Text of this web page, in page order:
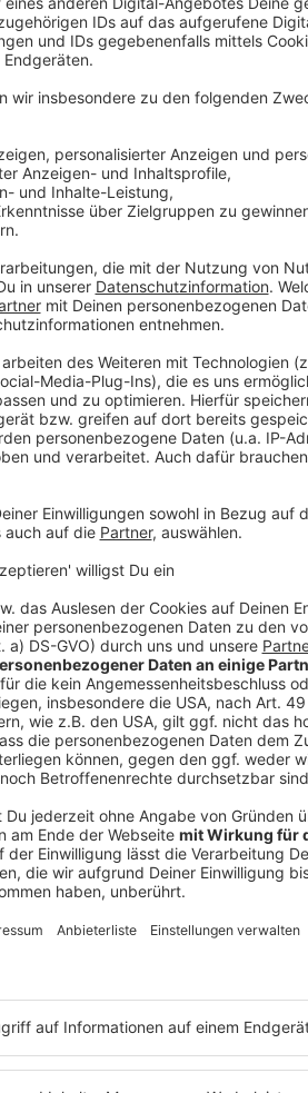
ist so bunt und so
sondern ebenso für Flora
glücklich, was das
und Unterstützern hier
Berghammer. Auch Agrar-
„Eine Landesgartenschau ist
nachhaltig: die
der Eröffnung dienen konnte,
über die vier Geländeteile zu
wurden von den kleineren
Attraktionen, die
die Ausstellerinnen und
für bunte Abwechslung im
den
Landesgartenschau Schärding